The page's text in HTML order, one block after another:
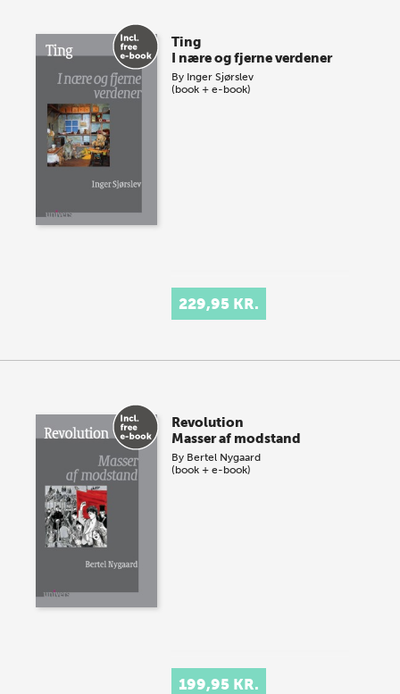
Ting
I nære og fjerne verdener
By Inger Sjørslev
(book + e-book)
229,95 KR.
Revolution
Masser af modstand
By Bertel Nygaard
(book + e-book)
199,95 KR.